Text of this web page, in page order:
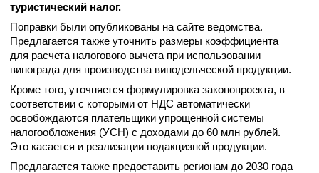
туристический налог.
Поправки были опубликованы на сайте ведомства.
Предлагается также уточнить размеры коэффициента
для расчета налогового вычета при использовании
винограда для производства винодельческой продукции.
Кроме того, уточняется формулировка законопроекта, в
соответствии с которыми от НДС автоматически
освобождаются плательщики упрощенной системы
налогообложения (УСН) с доходами до 60 млн рублей.
Это касается и реализации подакцизной продукции.
Предлагается также предоставить регионам до 2030 года